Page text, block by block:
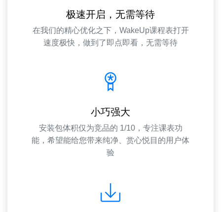
极速开启，无需等待
在我们的精心优化之下，WakeUp课程表打开
速度极快，做到了即点即看，无需等待
小巧强大
安装包体积仅为竞品的 1/10，专注课表功
能，希望能给您带来纯净、赏心悦目的用户体
验